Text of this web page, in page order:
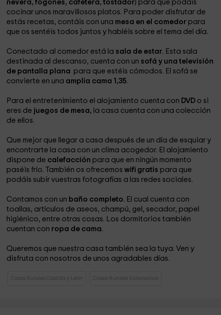
nevera, fogones, cafetera, tostador) para que podáis
cocinar unos maravillosos platos. Para poder disfrutar de
estás recetas, contáis con una mesa en el comedor para
que os sentéis todos juntos y habléis sobre el tema del día.
Conectado al comedor está la sala de estar. Esta sala
destinada al descanso, cuenta con un sofá y una televisión
de pantalla plana para que estéis cómodos. El sofá se
convierte en una amplia cama 1,35.
Para el entretenimiento el alojamiento cuenta con DVD o si
eres de juegos de mesa, la casa cuenta con una colección
de ellos.
Que mejor que llegar a casa después de un día de esquiar y
encontrarte la casa con un clima acogedor. El alojamiento
dispone de calefacción para que en ningún momento
paséis frío. También os ofrecemoswifi gratis para que
podáis subir vuestras fotografías a las redes sociales.
Contamos con un baño completo. El cual cuenta con
toallas, artículos de aseos, champú, gel, secador, papel
higiénico, entre otras cosas. Los dormitorios también
cuentan con ropa de cama.
Queremos que nuestra casa también sea la tuya. Ven y
disfruta con nosotros de unos agradables días.
Casas Rurales Castilla y León Casas Rurales Salamanca